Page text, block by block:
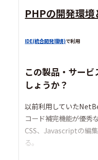
PHPの開発環境
IDE(統合開発環境)で利用
この製品・サー
しょうか？
以前利用していた
コード補完機能が優秀
CSS、Javascriptの編
る。